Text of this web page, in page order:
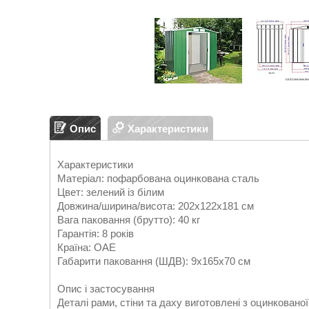
Опис Характеристики
Характеристики
Матеріал: пофарбована оцинкована сталь
Цвет: зелений із білим
Довжина/ширина/висота: 202x122x181 cм
Вага паковання (брутто): 40 кг
Гарантія: 8 років
Країна: ОАЕ
Габарити паковання (ШДВ): 9x165x70 см
Опис і застосування
Деталі рами, стіни та даху виготовлені з